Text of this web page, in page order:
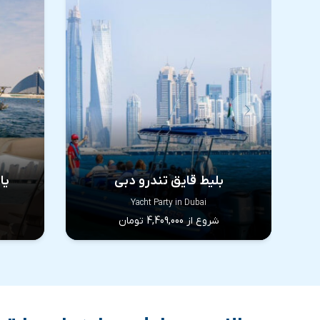
بلیط قایق تندرو دبی
Yacht Party in Dubai
شروع از 4,409,000 تومان